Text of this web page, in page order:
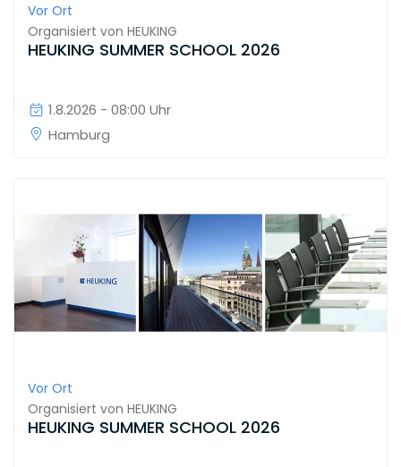
Vor Ort
Organisiert von HEUKING
HEUKING SUMMER SCHOOL 2026
1.8.2026 - 08:00 Uhr
Hamburg
Vor Ort
Organisiert von HEUKING
HEUKING SUMMER SCHOOL 2026